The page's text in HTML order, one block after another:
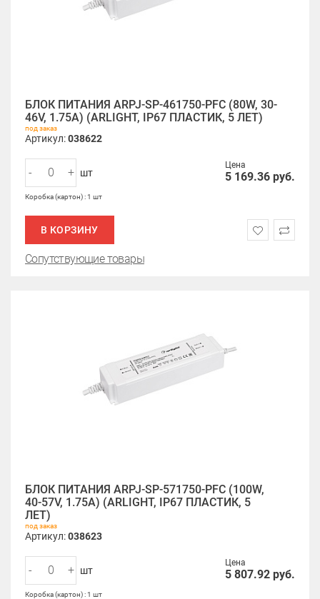
БЛОК ПИТАНИЯ ARPJ-SP-461750-PFC (80W, 30-
46V, 1.75A) (ARLIGHT, IP67 ПЛАСТИК, 5 ЛЕТ)
под заказ
Артикул:038622
Цена
5 169.36 руб.
- + шт
Коробка (картон) : 1 шт
В КОРЗИНУ
Сопутствующие товары
БЛОК ПИТАНИЯ ARPJ-SP-571750-PFC (100W,
40-57V, 1.75A) (ARLIGHT, IP67 ПЛАСТИК, 5
ЛЕТ)
под заказ
Артикул:038623
Цена
5 807.92 руб.
- + шт
Коробка (картон) : 1 шт